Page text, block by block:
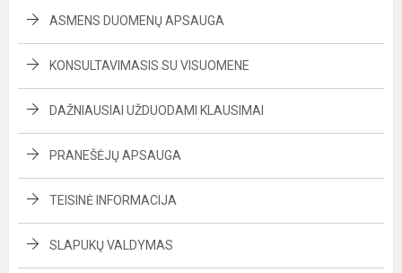
ASMENS DUOMENŲ APSAUGA
KONSULTAVIMASIS SU VISUOMENE
DAŽNIAUSIAI UŽDUODAMI KLAUSIMAI
PRANEŠĖJŲ APSAUGA
TEISINĖ INFORMACIJA
SLAPUKŲ VALDYMAS